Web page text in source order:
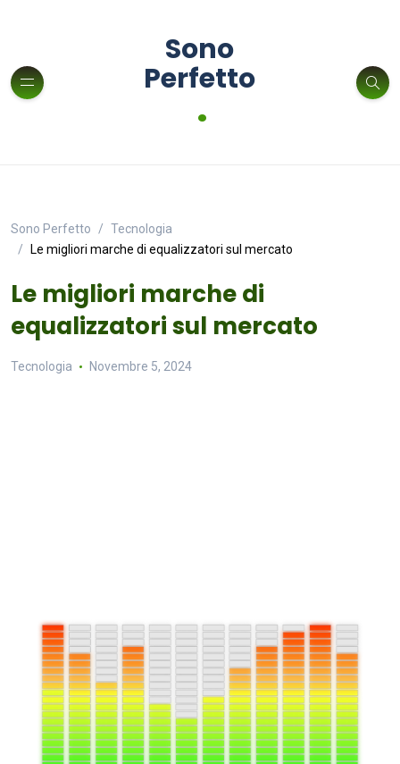
Sono
Perfetto
.
Sono Perfetto
Tecnologia
Le migliori marche di equalizzatori sul mercato
Le migliori marche di
equalizzatori sul mercato
Tecnologia Novembre 5, 2024